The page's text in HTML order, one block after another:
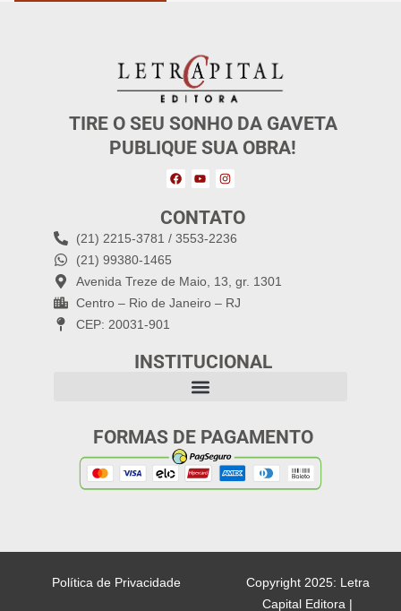
TIRE O SEU SONHO DA GAVETA
PUBLIQUE SUA OBRA!
CONTATO
(21) 2215-3781 / 3553-2236
(21) 99380-1465
Avenida Treze de Maio, 13, gr. 1301
Centro – Rio de Janeiro – RJ
CEP: 20031-901
INSTITUCIONAL
FORMAS DE PAGAMENTO
Copyright 2025: Letra
Capital Editora |
Política de Privacidade